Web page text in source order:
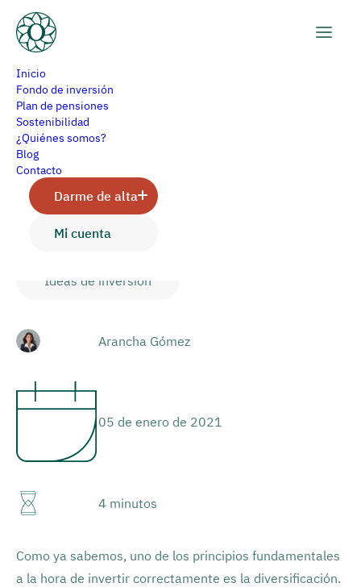
Inicio
Fondo de inversión
Plan de pensiones
Sostenibilidad
¿Quiénes somos?
Blog
Contacto
Darme de alta
Mi cuenta
¿Qué es la asignación de
activos o Asset
Allocation?
Ideas de inversión
Arancha Gómez
05 de enero de 2021
4 minutos
Como ya sabemos, uno de los principios fundamentales
a la hora de invertir correctamente es la diversificación.